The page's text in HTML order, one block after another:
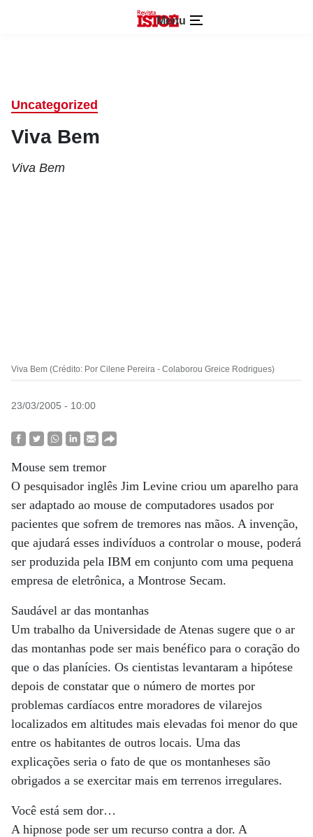
Menu
Uncategorized
Viva Bem
Viva Bem
Viva Bem (Crédito: Por Cilene Pereira - Colaborou Greice Rodrigues)
23/03/2005 - 10:00
Mouse sem tremor
O pesquisador inglês Jim Levine criou um aparelho para
ser adaptado ao mouse de computadores usados por
pacientes que sofrem de tremores nas mãos. A invenção,
que ajudará esses indivíduos a controlar o mouse, poderá
ser produzida pela IBM em conjunto com uma pequena
empresa de eletrônica, a Montrose Secam.
Saudável ar das montanhas
Um trabalho da Universidade de Atenas sugere que o ar
das montanhas pode ser mais benéfico para o coração do
que o das planícies. Os cientistas levantaram a hipótese
depois de constatar que o número de mortes por
problemas cardíacos entre moradores de vilarejos
localizados em altitudes mais elevadas foi menor do que
entre os habitantes de outros locais. Uma das
explicações seria o fato de que os montanheses são
obrigados a se exercitar mais em terrenos irregulares.
Você está sem dor…
A hipnose pode ser um recurso contra a dor. A